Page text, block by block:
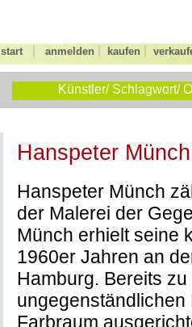
start anmelden kaufen
Künstler/ Schlagwort/
Hanspeter Münch
Hanspeter Münch
der Malerei der
Münch erhielt seine
1960er Jahren an
Hamburg. Bereits
Farbraum